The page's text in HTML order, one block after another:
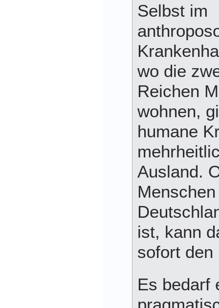
Selbst im
wo die
Reichen
wohnen,
humane
Ausland.
ist, kann
sofort den
Es bedarf